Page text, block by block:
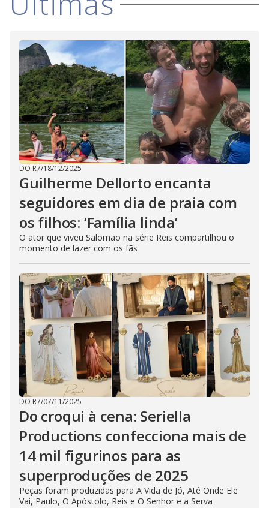
DO R7/18/12/2025
Guilherme Dellorto encanta
seguidores em dia de praia com
os filhos: ‘Família linda’
O ator que viveu Salomão na série Reis compartilhou o
momento de lazer com os fãs
DO R7/07/11/2025
Do croqui à cena: Seriella
Productions confecciona mais de
14 mil figurinos para as
superproduções de 2025
Peças foram produzidas para A Vida de Jó, Até Onde Ele
Vai, Paulo, O Apóstolo, Reis e O Senhor e a Serva